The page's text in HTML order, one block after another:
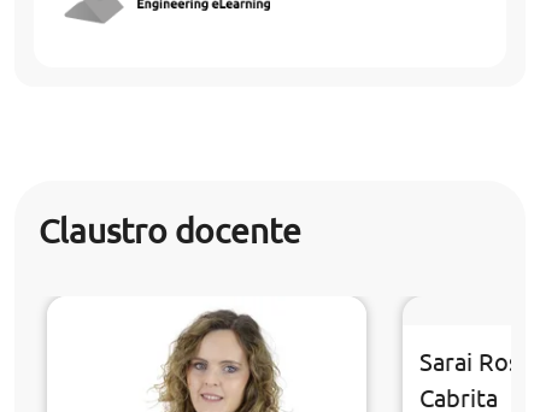
Claustro docente
Sarai
Cabrita